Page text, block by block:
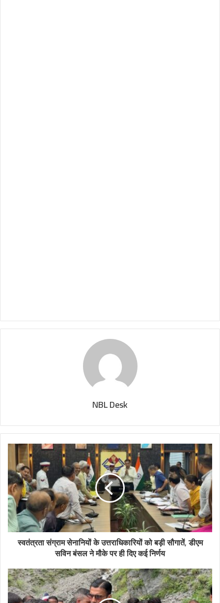
NBL Desk
स्वतंत्रता संग्राम सेनानियों के उत्तराधिकारियों को बड़ी सौगातें, डीएम
सविन बंसल ने मौके पर ही दिए कई निर्णय